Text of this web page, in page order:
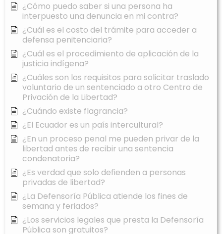
¿Cómo puedo saber si una persona ha
interpuesto una denuncia en mi contra?
¿Cuál es el costo del trámite para acceder a
defensa penitenciaria?
¿Cuál es el procedimiento de aplicación de la
justicia indígena?
¿Cuáles son los requisitos para solicitar traslado
voluntario de un sentenciado a otro Centro de
Privación de la Libertad?
¿Cuándo existe flagrancia?
¿El Ecuador es un país intercultural?
¿En un proceso penal me pueden privar de la
libertad antes de recibir una sentencia
condenatoria?
¿Es verdad que solo defienden a personas
privadas de libertad?
¿La Defensoría Pública atiende los fines de
semana y feriados?
¿Los servicios legales que presta la Defensoría
Pública son gratuitos?